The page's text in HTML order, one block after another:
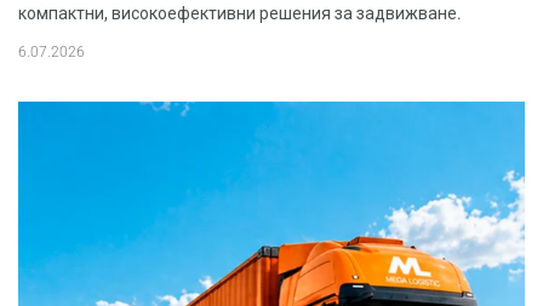
компактни, високоефективни решения за задвижване.
6.07.2026